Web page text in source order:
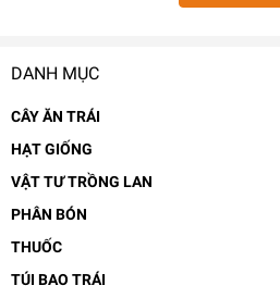
DANH MỤC
CÂY ĂN TRÁI
HẠT GIỐNG
VẬT TƯ TRỒNG LAN
PHÂN BÓN
THUỐC
TÚI BAO TRÁI